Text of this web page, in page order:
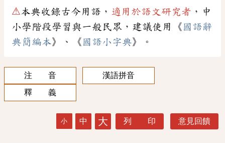
⚠本典收錄古今用語， 適用於語文研究者 ，中
小學階段學習與一般民眾，建議使用《 國語辭
典簡編本》、《 國語小字典》。
注 音
漢語拼音
釋 義
小 中 大 列 印 意見回饋